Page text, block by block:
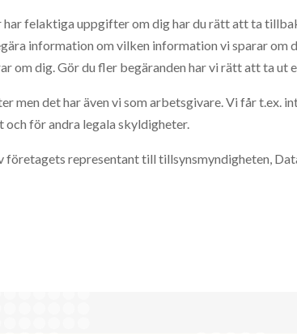
har felaktiga uppgifter om dig har du rätt att ta
information om vilken information vi sparar om
om dig. Gör du fler begäranden har vi rätt att ta ut
men det har även vi som arbetsgivare. Vi får t.ex.
för andra legala skyldigheter.
företagets representant till tillsynsmyndigheten,